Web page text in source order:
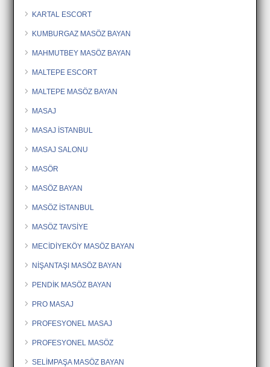
KARTAL ESCORT
KUMBURGAZ MASÖZ BAYAN
MAHMUTBEY MASÖZ BAYAN
MALTEPE ESCORT
MALTEPE MASÖZ BAYAN
MASAJ
MASAJ İSTANBUL
MASAJ SALONU
MASÖR
MASÖZ BAYAN
MASÖZ İSTANBUL
MASÖZ TAVSİYE
MECİDİYEKÖY MASÖZ BAYAN
NİŞANTAŞI MASÖZ BAYAN
PENDİK MASÖZ BAYAN
PRO MASAJ
PROFESYONEL MASAJ
PROFESYONEL MASÖZ
SELİMPAŞA MASÖZ BAYAN